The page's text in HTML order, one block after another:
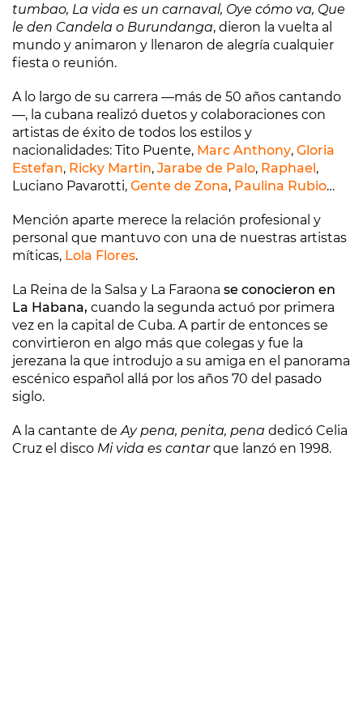
tumbao, La vida es un carnaval, Oye cómo va, Que
le den Candela o Burundanga, dieron la vuelta al
mundo y animaron y llenaron de alegría cualquier
fiesta o reunión.
A lo largo de su carrera —más de 50 años cantando
—, la cubana realizó duetos y colaboraciones con
artistas de éxito de todos los estilos y
nacionalidades: Tito Puente, Marc Anthony, Gloria
Estefan, Ricky Martin, Jarabe de Palo, Raphael,
Luciano Pavarotti, Gente de Zona, Paulina Rubio…
Mención aparte merece la relación profesional y
personal que mantuvo con una de nuestras artistas
míticas, Lola Flores.
La Reina de la Salsa y La Faraona se conocieron en
La Habana, cuando la segunda actuó por primera
vez en la capital de Cuba. A partir de entonces se
convirtieron en algo más que colegas y fue la
jerezana la que introdujo a su amiga en el panorama
escénico español allá por los años 70 del pasado
siglo.
A la cantante deAy pena, penita, pena dedicó Celia
Cruz el disco Mi vida es cantarque lanzó en 1998.